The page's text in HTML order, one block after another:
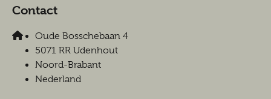
Contact
Oude Bosschebaan 4
5071 RR Udenhout
Noord-Brabant
Nederland